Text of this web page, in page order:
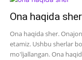
Ona haqida sher
Ona haqida sher.
etamiz. Ushbu sherlar
mo'ljallangan. Ona